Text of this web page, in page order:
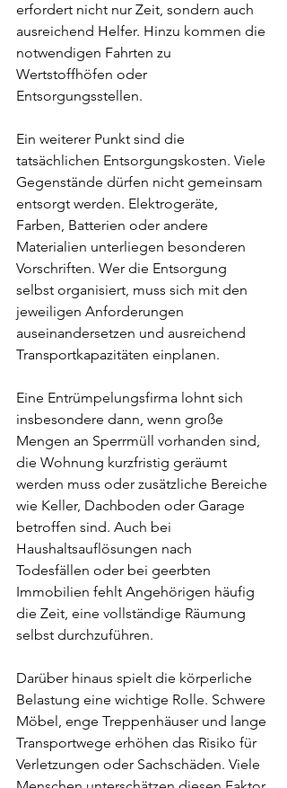
erfordert nicht nur Zeit, sondern auch
ausreichend Helfer. Hinzu kommen die
notwendigen Fahrten zu
Wertstoffhöfen oder
Entsorgungsstellen.
Ein weiterer Punkt sind die
tatsächlichen Entsorgungskosten. Viele
Gegenstände dürfen nicht gemeinsam
entsorgt werden. Elektrogeräte,
Farben, Batterien oder andere
Materialien unterliegen besonderen
Vorschriften. Wer die Entsorgung
selbst organisiert, muss sich mit den
jeweiligen Anforderungen
auseinandersetzen und ausreichend
Transportkapazitäten einplanen.
Eine Entrümpelungsfirma lohnt sich
insbesondere dann, wenn große
Mengen an Sperrmüll vorhanden sind,
die Wohnung kurzfristig geräumt
werden muss oder zusätzliche Bereiche
wie Keller, Dachboden oder Garage
betroffen sind. Auch bei
Haushaltsauflösungen nach
Todesfällen oder bei geerbten
Immobilien fehlt Angehörigen häufig
die Zeit, eine vollständige Räumung
selbst durchzuführen.
Darüber hinaus spielt die körperliche
Belastung eine wichtige Rolle. Schwere
Möbel, enge Treppenhäuser und lange
Transportwege erhöhen das Risiko für
Verletzungen oder Sachschäden. Viele